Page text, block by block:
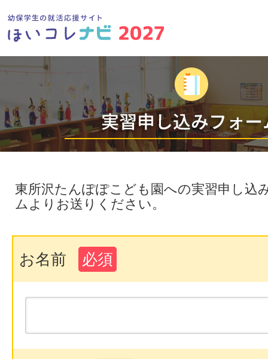
東所沢たんぽぽこども園への実習申し込
ムよりお送りください。
お名前 必須